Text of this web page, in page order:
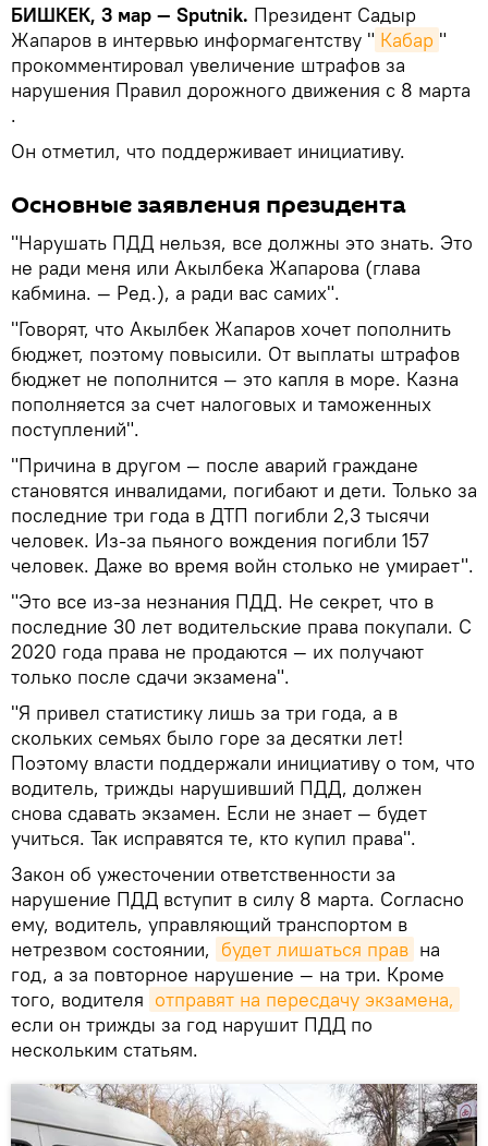
БИШКЕК, 3 мар — Sputnik. Президент Садыр
Жапаров в интервью информагентству " Кабар "
прокомментировал увеличение штрафов за
нарушения Правил дорожного движения с 8 марта
.
Он отметил, что поддерживает инициативу.
Основные заявления президента
"Нарушать ПДД нельзя, все должны это знать. Это
не ради меня или Акылбека Жапарова (глава
кабмина. — Ред.), а ради вас самих".
"Говорят, что Акылбек Жапаров хочет пополнить
бюджет, поэтому повысили. От выплаты штрафов
бюджет не пополнится — это капля в море. Казна
пополняется за счет налоговых и таможенных
поступлений".
"Причина в другом — после аварий граждане
становятся инвалидами, погибают и дети. Только за
последние три года в ДТП погибли 2,3 тысячи
человек. Из-за пьяного вождения погибли 157
человек. Даже во время войн столько не умирает".
"Это все из-за незнания ПДД. Не секрет, что в
последние 30 лет водительские права покупали. С
2020 года права не продаются — их получают
только после сдачи экзамена".
"Я привел статистику лишь за три года, а в
скольких семьях было горе за десятки лет!
Поэтому власти поддержали инициативу о том, что
водитель, трижды нарушивший ПДД, должен
снова сдавать экзамен. Если не знает — будет
учиться. Так исправятся те, кто купил права".
Закон об ужесточении ответственности за
нарушение ПДД вступит в силу 8 марта. Согласно
ему, водитель, управляющий транспортом в
нетрезвом состоянии, будет лишаться прав на
год, а за повторное нарушение — на три. Кроме
того, водителя отправят на пересдачу экзамена,
если он трижды за год нарушит ПДД по
нескольким статьям.